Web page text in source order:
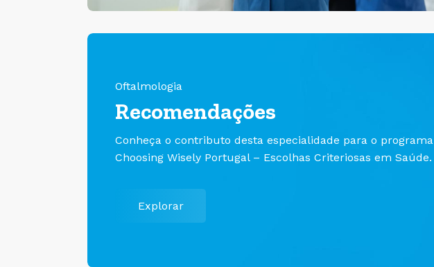
Oftalmologia
Recomendações
Conheça o contributo desta especialidade para o programa
Choosing Wisely Portugal – Escolhas Criteriosas em Saúde.
Explorar